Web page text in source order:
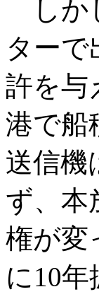
しか
ターで
許を与
港で船
送信機
ず、本
権が変
に10